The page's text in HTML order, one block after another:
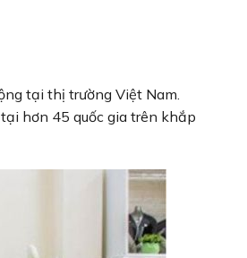
tại thị trường Việt Nam.
hơn 45 quốc gia trên khắp